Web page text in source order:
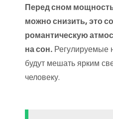
Перед сном
можно снизить, это
романтическую
на сон. Регулируемые
будут мешать ярким
человеку.